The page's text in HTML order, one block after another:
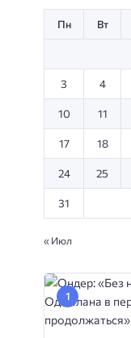
Пн Вт
3 4
10 11
17 18
24 25
31
« Июл